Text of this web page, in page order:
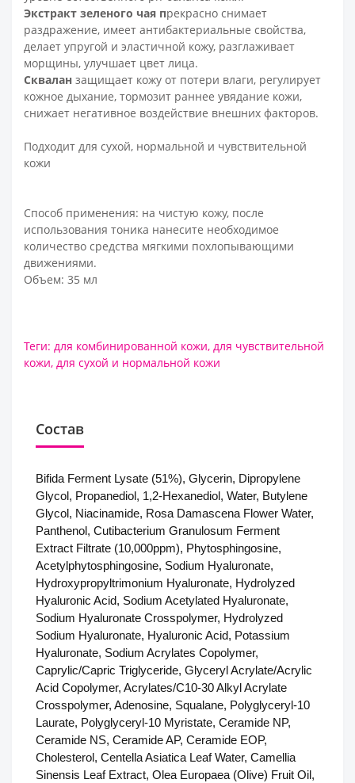
Экстракт зеленого чая прекрасно снимает
раздражение, имеет антибактериальные свойства,
делает упругой и эластичной кожу, разглаживает
морщины, улучшает цвет лица.
Сквалан защищает кожу от потери влаги, регулирует
кожное дыхание, тормозит раннее увядание кожи,
снижает негативное воздействие внешних факторов.
Подходит для сухой, нормальной и чувствительной
кожи
Способ применения: на чистую кожу, после
использования тоника нанесите необходимое
количество средства мягкими похлопывающими
движениями.
Объем: 35 мл
Теги: для комбинированной кожи, для чувствительной
кожи, для сухой и нормальной кожи
Состав
Bifida Ferment Lysate (51%), Glycerin, Dipropylene
Glycol, Propanediol, 1,2-Hexanediol, Water, Butylene
Glycol, Niacinamide, Rosa Damascena Flower Water,
Panthenol, Cutibacterium Granulosum Ferment
Extract Filtrate (10,000ppm), Phytosphingosine,
Acetylphytosphingosine, Sodium Hyaluronate,
Hydroxypropyltrimonium Hyaluronate, Hydrolyzed
Hyaluronic Acid, Sodium Acetylated Hyaluronate,
Sodium Hyaluronate Crosspolymer, Hydrolyzed
Sodium Hyaluronate, Hyaluronic Acid, Potassium
Hyaluronate, Sodium Acrylates Copolymer,
Caprylic/Capric Triglyceride, Glyceryl Acrylate/Acrylic
Acid Copolymer, Acrylates/C10-30 Alkyl Acrylate
Crosspolymer, Adenosine, Squalane, Polyglyceryl-10
Laurate, Polyglyceryl-10 Myristate, Ceramide NP,
Ceramide NS, Ceramide AP, Ceramide EOP,
Cholesterol, Centella Asiatica Leaf Water, Camellia
Sinensis Leaf Extract, Olea Europaea (Olive) Fruit Oil,